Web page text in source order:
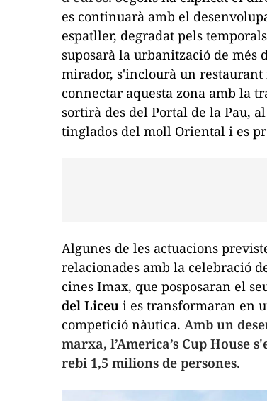
es continuarà amb el
espatller, degradat pels
suposarà la urbanització de més
mirador, s'inclourà un
connectar aquesta zona amb la
sortirà des del Portal de la Pau,
tinglados del moll Oriental i es
Algunes de les actuacions
relacionades amb la celebració
cines Imax, que posposaran el
del Liceu i es transformaran en
competició nàutica. Amb un
marxa, l’America’s Cup House
rebi 1,5 milions de persones.